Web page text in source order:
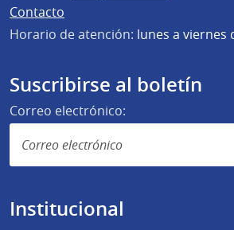
Contacto
Horario de atención: lunes a viernes
Suscribirse al boletín
Correo electrónico:
Institucional